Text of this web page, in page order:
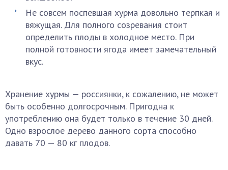
Не совсем поспевшая хурма довольно терпкая и
вяжущая. Для полного созревания стоит
определить плоды в холодное место. При
полной готовности ягода имеет замечательный
вкус.
Хранение хурмы — россиянки, к сожалению, не может
быть особенно долгосрочным. Пригодна к
употреблению она будет только в течение 30 дней.
Одно взрослое дерево данного сорта способно
давать 70 — 80 кг плодов.